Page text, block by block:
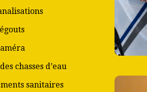
chasses d’eau
sanitaires